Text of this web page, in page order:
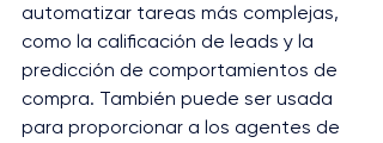
automatizar tareas más complejas,
como la calificación de leads y la
predicción de comportamientos de
compra. También puede ser usada
para proporcionar a los agentes de